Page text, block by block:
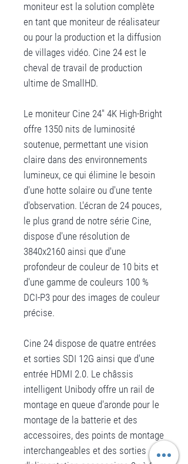
moniteur est la solution complète
en tant que moniteur de réalisateur
ou pour la production et la diffusion
de villages vidéo. Cine 24 est le
cheval de travail de production
ultime de SmallHD.
Le moniteur Cine 24" 4K High-Bright
offre 1350 nits de luminosité
soutenue, permettant une vision
claire dans des environnements
lumineux, ce qui élimine le besoin
d'une hotte solaire ou d'une tente
d'observation. L'écran de 24 pouces,
le plus grand de notre série Cine,
dispose d'une résolution de
3840x2160 ainsi que d'une
profondeur de couleur de 10 bits et
d'une gamme de couleurs 100 %
DCI-P3 pour des images de couleur
précise.
Cine 24 dispose de quatre entrées
et sorties SDI 12G ainsi que d'une
entrée HDMI 2.0. Le châssis
intelligent Unibody offre un rail de
montage en queue d'aronde pour le
montage de la batterie et des
accessoires, des points de montage
interchangeables et des sorties